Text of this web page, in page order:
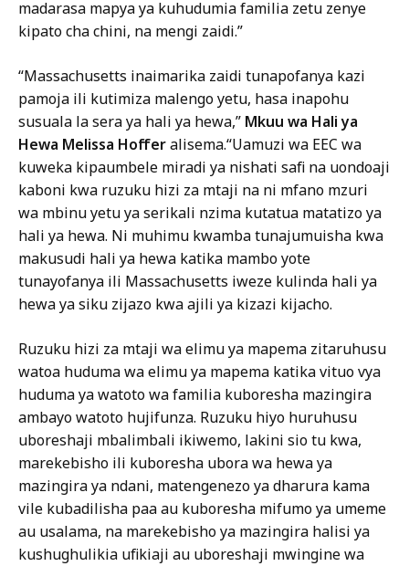
madarasa mapya ya kuhudumia familia zetu zenye
kipato cha chini, na mengi zaidi.”
“Massachusetts inaimarika zaidi tunapofanya kazi
pamoja ili kutimiza malengo yetu, hasa inapohu
susuala la sera ya hali ya hewa,” Mkuu wa Hali ya
Hewa Melissa Hofferalisema.“Uamuzi wa EEC wa
kuweka kipaumbele miradi ya nishati safi na uondoaji
kaboni kwa ruzuku hizi za mtaji na ni mfano mzuri
wa mbinu yetu ya serikali nzima kutatua matatizo ya
hali ya hewa. Ni muhimu kwamba tunajumuisha kwa
makusudi hali ya hewa katika mambo yote
tunayofanya ili Massachusetts iweze kulinda hali ya
hewa ya siku zijazo kwa ajili ya kizazi kijacho.
Ruzuku hizi za mtaji wa elimu ya mapema zitaruhusu
watoa huduma wa elimu ya mapema katika vituo vya
huduma ya watoto wa familia kuboresha mazingira
ambayo watoto hujifunza. Ruzuku hiyo huruhusu
uboreshaji mbalimbali ikiwemo, lakini sio tu kwa,
marekebisho ili kuboresha ubora wa hewa ya
mazingira ya ndani, matengenezo ya dharura kama
vile kubadilisha paa au kuboresha mifumo ya umeme
au usalama, na marekebisho ya mazingira halisi ya
kushughulikia ufikiaji au uboreshaji mwingine wa